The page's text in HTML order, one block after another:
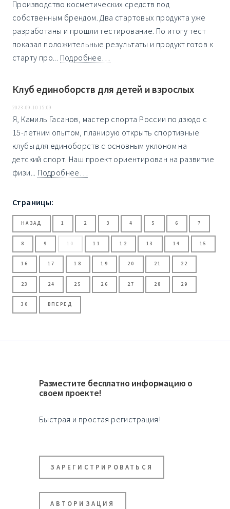
Производство косметических средств под
собственным брендом. Два стартовых продукта уже
разработаны и прошли тестирование. По итогу тест
показал положительные результаты и продукт готов к
старту про... Подробнее…
Клуб единоборств для детей и взрослых
2023-09-10 15:09
Я, Камиль Гасанов, мастер спорта России по дзюдо с
15-летним опытом, планирую открыть спортивные
клубы для единоборств с основным уклоном на
детский спорт. Наш проект ориентирован на развитие
физи... Подробнее…
Страницы:
НАЗАД 1 2 3 4 5 6 7
8 9 10 11 12 13 14 15
16 17 18 19 20 21 22
23 24 25 26 27 28 29
30 ВПЕРЕД
Разместите бесплатно информацию о
своем проекте!
Быстрая и простая регистрация!
ЗАРЕГИСТРИРОВАТЬСЯ
АВТОРИЗАЦИЯ